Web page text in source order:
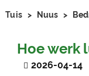
Tuis > Nuus >
Hoe werk
2026-04-14